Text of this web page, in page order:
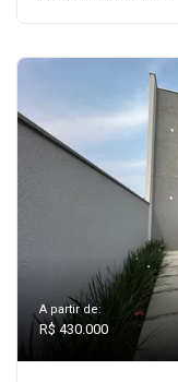
A partir de:
R$ 430.000